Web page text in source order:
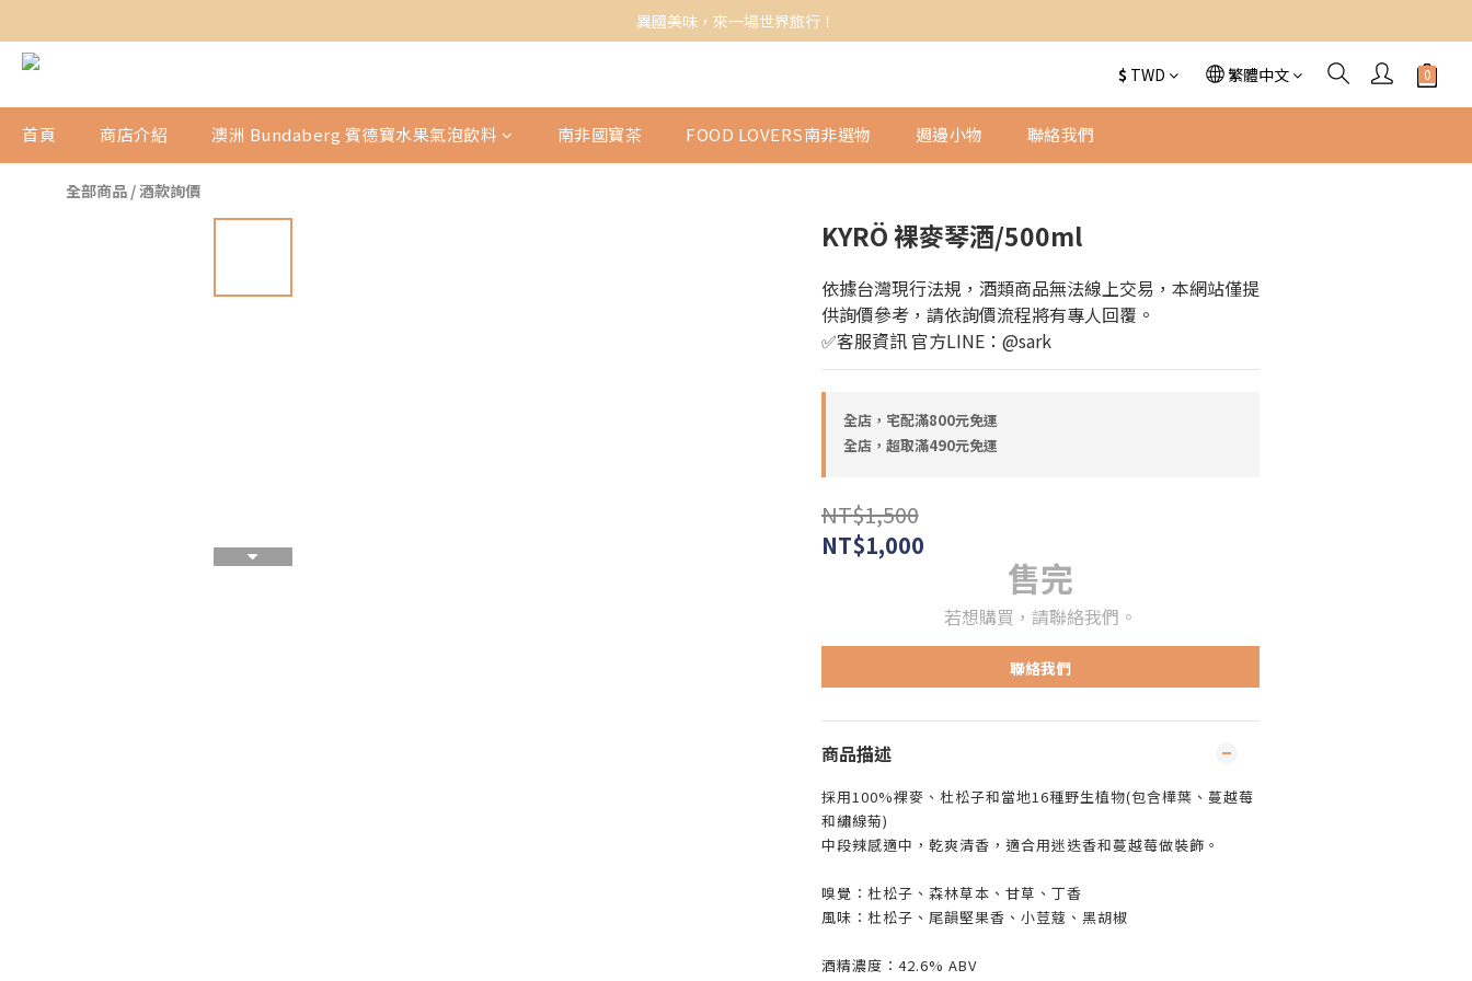
異國美味，來一場世界旅行！
$ TWD 繁體中文
首頁 商店介紹 澳洲 Bundaberg 賓德寶水果氣泡飲料 南非國寶茶 FOOD LOVERS南非選物 週邊小物 聯絡我們
全部商品 /酒款詢價
KYRÖ 裸麥琴酒/500ml
依據台灣現行法規，酒類商品無法線上交易，本網站僅提
供詢價參考，請依詢價流程將有專人回覆。
✅客服資訊 官方LINE：@sark
全店，宅配滿800元免運
全店，超取滿490元免運
NT$1,500
NT$1,000
售完
若想購買，請聯絡我們。
聯絡我們
商品描述
採用100%裸麥、杜松子和當地16種野生植物(包含樺葉、蔓越莓
和繡線菊)
中段辣感適中，乾爽清香，適合用迷迭香和蔓越莓做裝飾。
嗅覺：杜松子、森林草本、甘草、丁香
風味：杜松子 、尾韻堅果香、小荳蔻、黑胡椒
酒精濃度：42.6% ABV